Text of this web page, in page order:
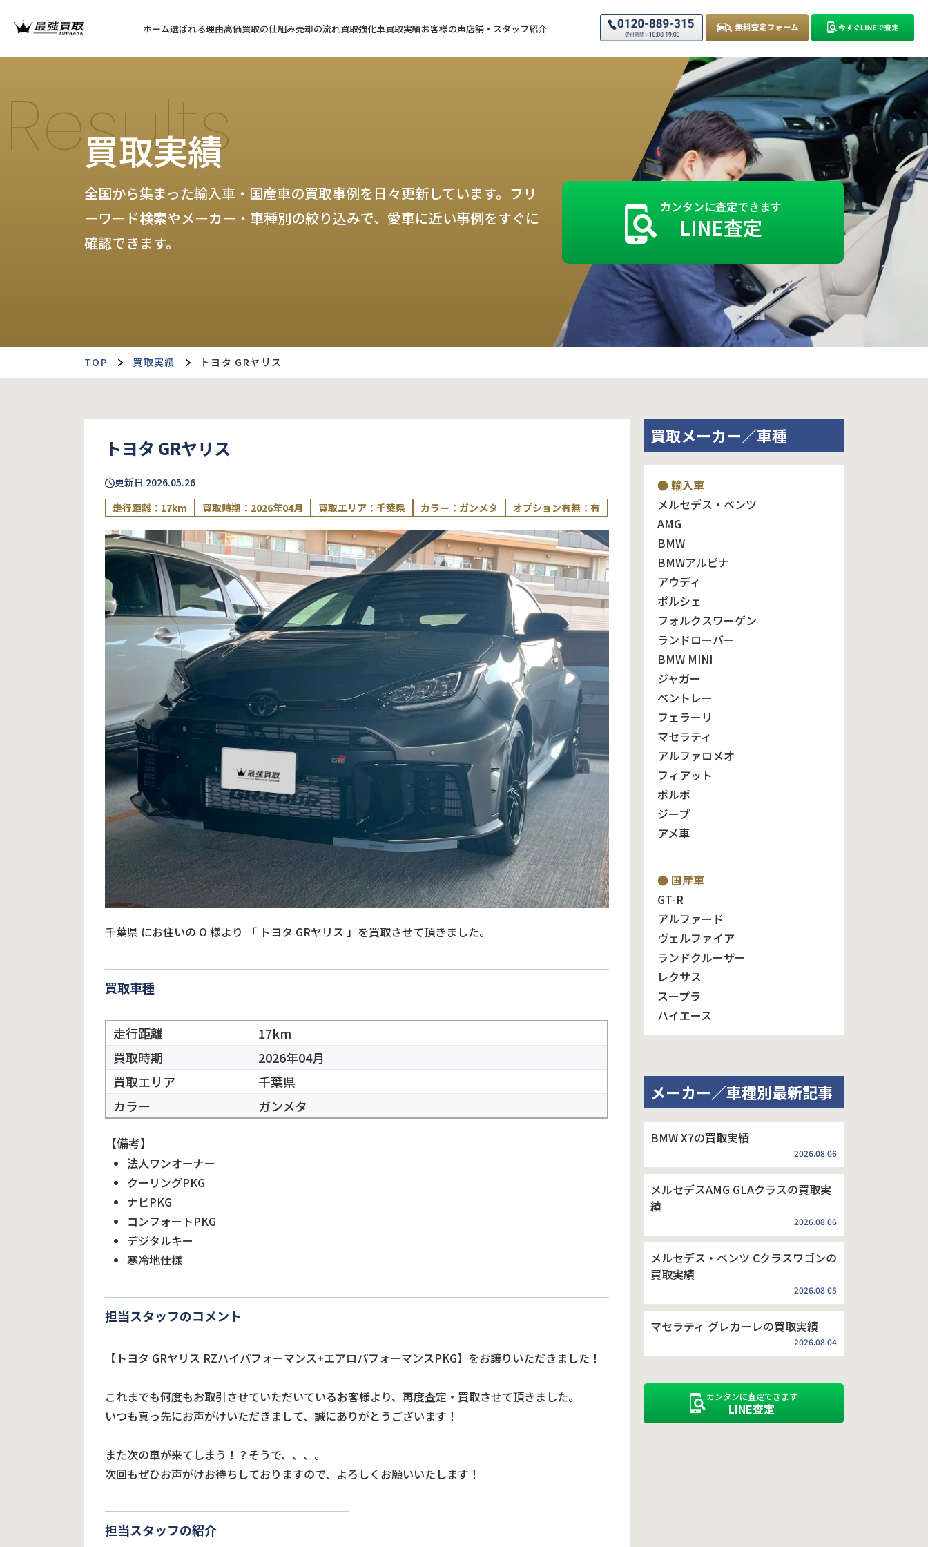
ホーム選ばれる理由高価買取の仕組み売却の流れ買取強化車買取実績お客様の声店舗・スタッフ紹介
Results
買取実績
全国から集まった輸入車・国産車の買取事例を日々更新しています。フリ
ーワード検索やメーカー・車種別の絞り込みで、愛車に近い事例をすぐに
確認できます。
カンタンに査定できます
LINE査定
TOP 買取実績 トヨタ GRヤリス
トヨタ GRヤリス
更新日 2026.05.26
走行距離：17km
買取時期：2026年04月 買取エリア：千葉県 カラー：ガンメタ オプション有無：有
千葉県 にお住いの O 様より 「 トヨタ GRヤリス 」を買取させて頂きました。
買取車種
走行距離
17km
買取時期
2026年04月
買取エリア
千葉県
カラー
ガンメタ
【備考】
法人ワンオーナー
クーリングPKG
ナビPKG
コンフォートPKG
デジタルキー
寒冷地仕様
担当スタッフのコメント
【トヨタ GRヤリス RZハイパフォーマンス+エアロパフォーマンスPKG】をお譲りいただきました！
これまでも何度もお取引させていただいているお客様より、再度査定・買取させて頂きました。
いつも真っ先にお声がけいただきまして、誠にありがとうございます！
また次の車が来てしまう！？そうで、、、。
次回もぜひお声がけお待ちしておりますので、よろしくお願いいたします！
担当スタッフの紹介
買取メーカー／車種
● 輸入車
メルセデス・ベンツ
AMG
BMW
BMWアルピナ
アウディ
ポルシェ
フォルクスワーゲン
ランドローバー
BMW MINI
ジャガー
ベントレー
フェラーリ
マセラティ
アルファロメオ
フィアット
ボルボ
ジープ
アメ車
● 国産車
GT-R
アルファード
ヴェルファイア
ランドクルーザー
レクサス
スープラ
ハイエース
メーカー／車種別最新記事
BMW X7の買取実績
2026.08.06
メルセデスAMG GLAクラスの買取実
績
2026.08.06
メルセデス・ベンツ Cクラスワゴンの
買取実績
2026.08.05
マセラティ グレカーレの買取実績
2026.08.04
カンタンに査定できます
LINE査定